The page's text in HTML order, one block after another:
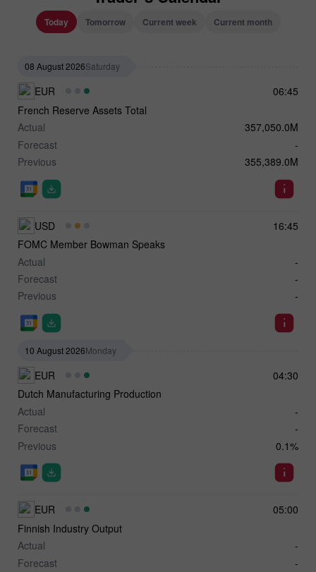
Today Tomorrow Current week Current month
08 August 2026Saturday
06:45
EUR
French Reserve Assets Total
Actual
357,050.0M
Forecast
-
Previous
355,389.0M
16:45
USD
FOMC Member Bowman Speaks
Actual
-
Forecast
-
Previous
-
10 August 2026Monday
04:30
EUR
Dutch Manufacturing Production
Actual
-
Forecast
-
Previous
0.1%
05:00
EUR
Finnish Industry Output
Actual
-
Forecast
-